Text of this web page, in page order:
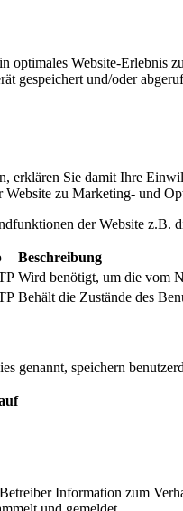
optimales Website-
gespeichert und/oder
erklären Sie damit Ihre
Website zu Marketing- und
der Website z.B.
Beschreibung
Wird benötigt, um die vom
Behält die Zustände des
genannt, speichern
Information zum